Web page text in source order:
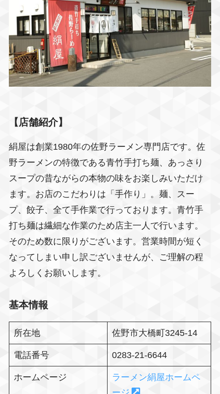
【店舗紹介】
絹屋は創業1980年の佐野ラーメン専門店です。佐
野ラーメンの特徴である青竹手打ち麺、あっさり
スープの昔ながらの本物の味をお楽しみいただけ
ます。お店のこだわりは「手作り」。麺、スー
プ、餃子、全て手作業で行っております。青竹手
打ち麺は繊細な作業のため店主一人で行います。
そのため数に限りがございます。営業時間が短く
なってしまい申し訳ございませんが、ご理解の程
よろしくお願いします。
基本情報
所在地 佐野市大橋町3245-14
電話番号 0283-21-6644
ホームページ
ラーメン絹屋ホームペ